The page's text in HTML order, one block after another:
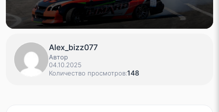
Alex_bizz077
Автор
04.10.2025
Количество просмотров:148